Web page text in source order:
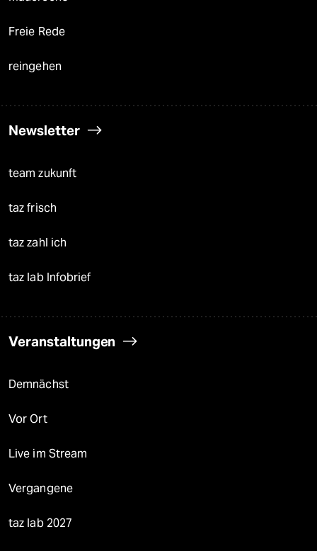
Freie Rede
reingehen
Newsletter
team zukunft
taz frisch
taz zahl ich
taz lab Infobrief
Veranstaltungen
Demnächst
Vor Ort
Live im Stream
Vergangene
taz lab 2027